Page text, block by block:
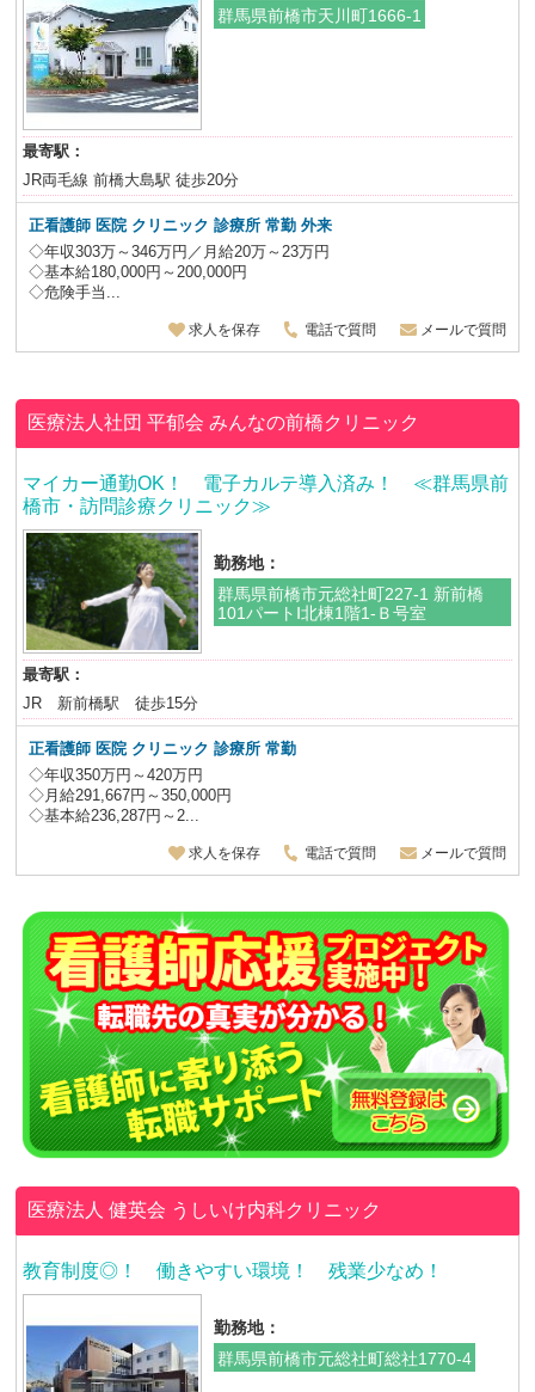
群馬県前橋市天川町1666-1
最寄駅：
JR両毛線 前橋大島駅 徒歩20分
正看護師 医院 クリニック 診療所 常勤 外来
◇年収303万～346万円／月給20万～23万円
◇基本給180,000円～200,000円
◇危険手当...
求人を保存 電話で質問 メールで質問
医療法人社団 平郁会みんなの前橋クリニック
マイカー通勤OK！ 電子カルテ導入済み！ ≪群馬県前
橋市・訪問診療クリニック≫
勤務地：
群馬県前橋市元総社町227-1 新前橋
101パートⅠ北棟1階1‐Ｂ号室
最寄駅：
JR 新前橋駅 徒歩15分
正看護師 医院 クリニック 診療所常勤
◇年収350万円～420万円
◇月給291,667円～350,000円
◇基本給236,287円～2...
求人を保存 電話で質問 メールで質問
医療法人 健英会 うしいけ内科クリニック
教育制度◎！ 働きやすい環境！ 残業少なめ！
勤務地：
群馬県前橋市元総社町総社1770-4